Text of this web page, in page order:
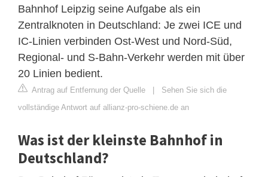
Bahnhof Leipzig seine Aufgabe als ein
Zentralknoten in Deutschland: Je zwei ICE und
IC-Linien verbinden Ost-West und Nord-Süd,
Regional- und S-Bahn-Verkehr werden mit über
20 Linien bedient.
Antrag auf Entfernung der Quelle
Sehen Sie sich die
vollständige Antwort auf allianz-pro-schiene.de an
Was ist der kleinste Bahnhof in
Deutschland?